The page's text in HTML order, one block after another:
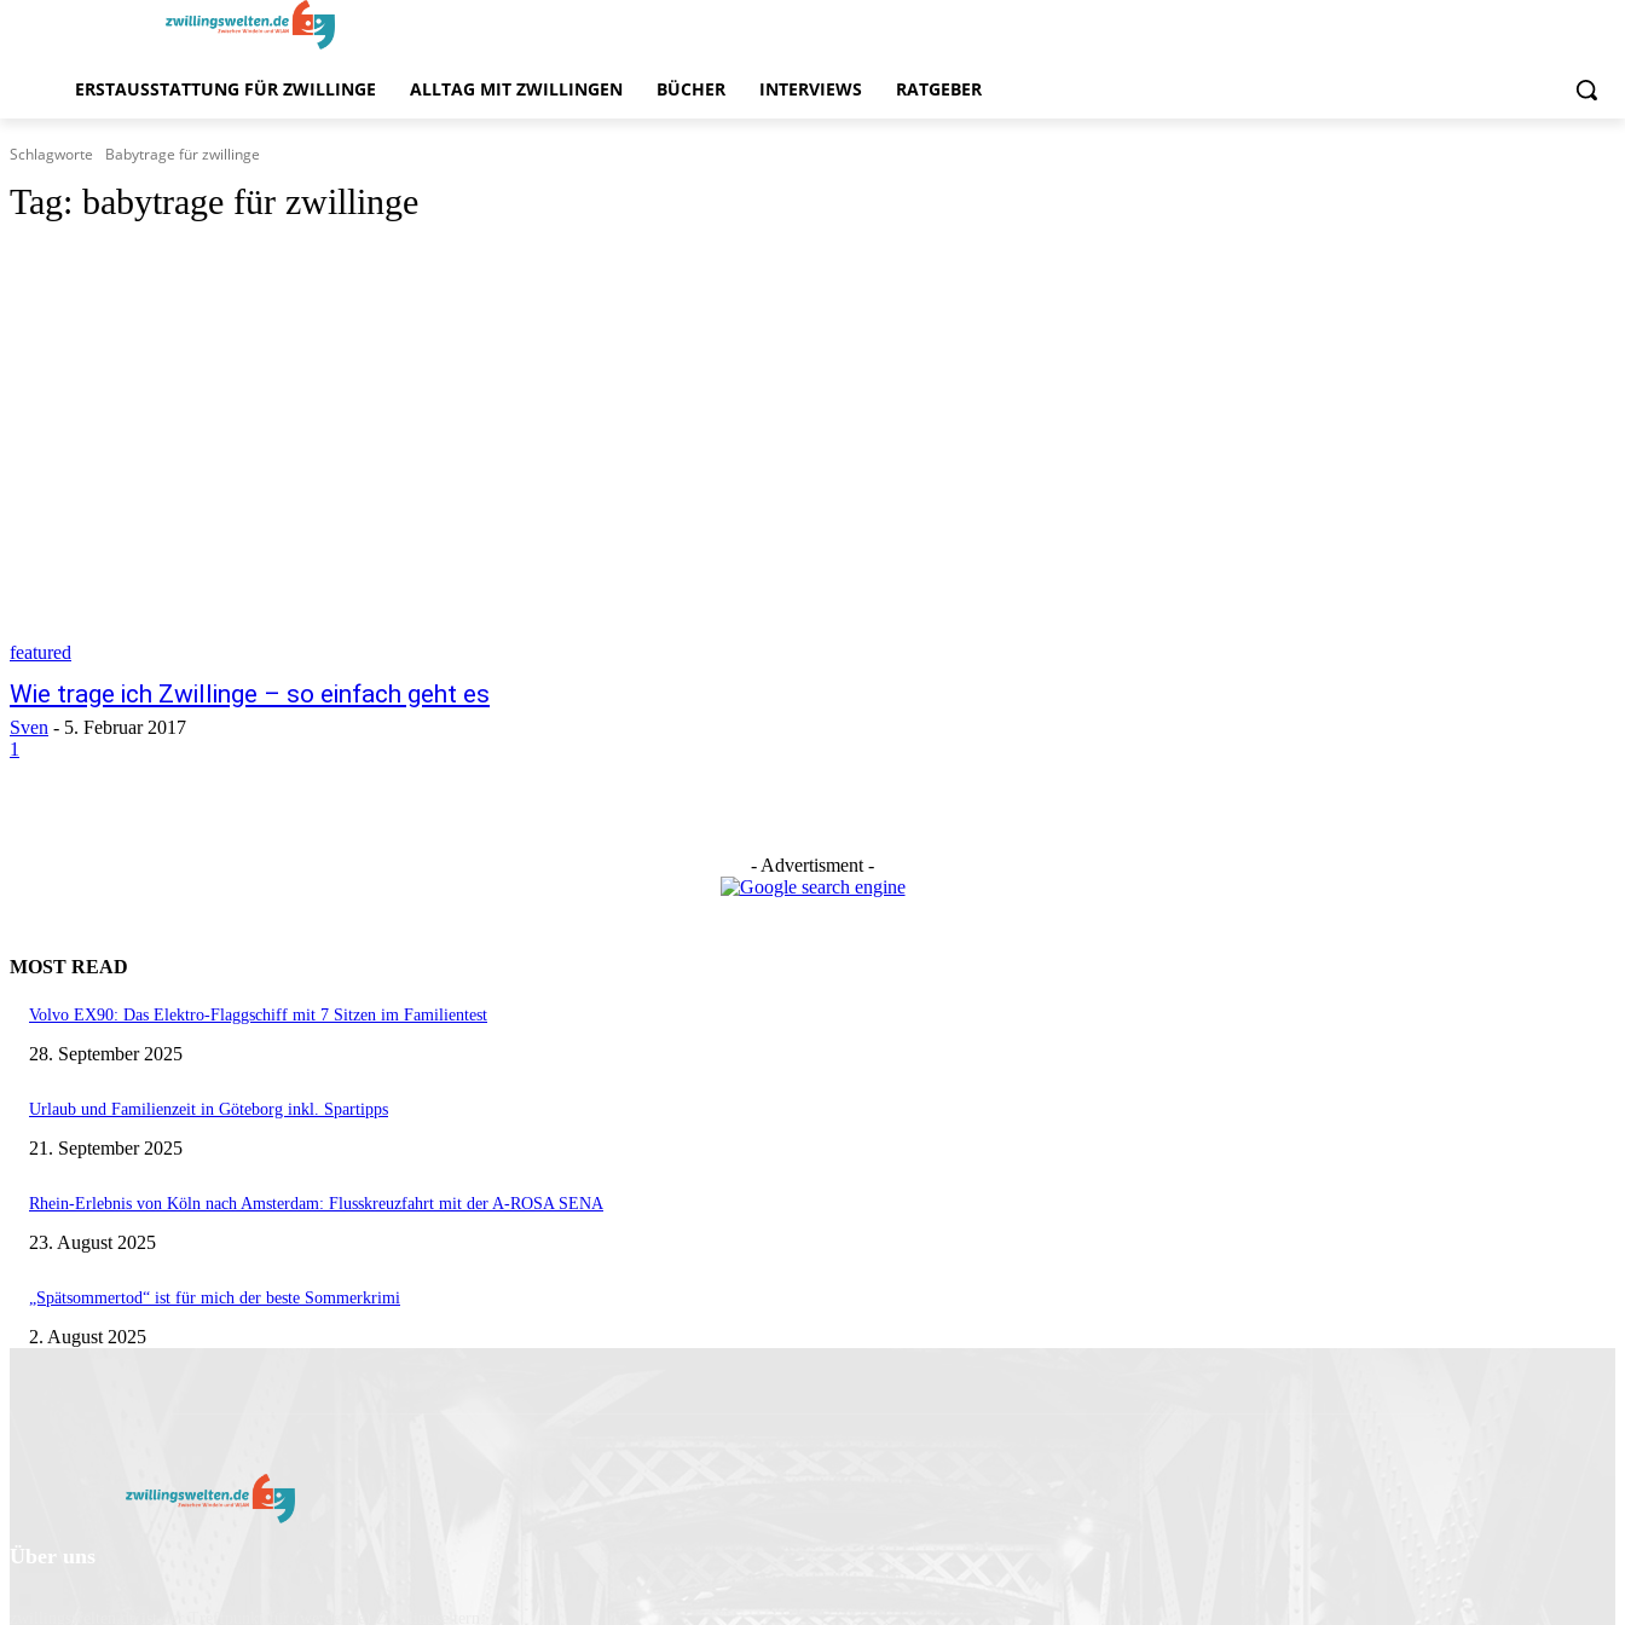
ERSTAUSSTATTUNG FÜR ZWILLINGE ALLTAG MIT ZWILLINGEN BÜCHER INTERVIEWS RATGEBER
Schlagworte Babytrage für zwillinge
Tag: babytrage für zwillinge
featured
Wie trage ich Zwillinge – so einfach geht es
Sven - 5. Februar 2017
1
- Advertisment -
MOST READ
Volvo EX90: Das Elektro-Flaggschiff mit 7 Sitzen im Familientest
28. September 2025
Urlaub und Familienzeit in Göteborg inkl. Spartipps
21. September 2025
Rhein-Erlebnis von Köln nach Amsterdam: Flusskreuzfahrt mit der A-ROSA SENA
23. August 2025
„Spätsommertod“ ist für mich der beste Sommerkrimi
2. August 2025
Über uns